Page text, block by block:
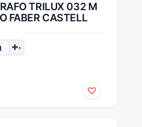
TRILUX 032 M
FABER CASTELL